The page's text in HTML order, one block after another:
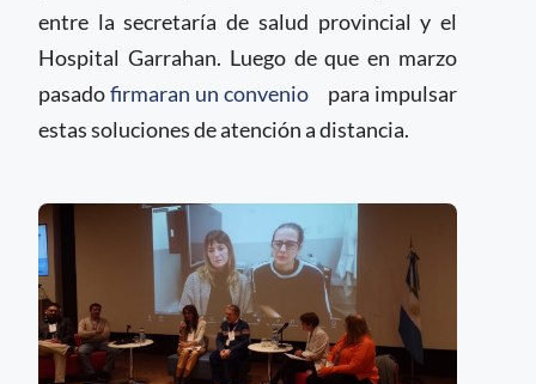
entre la secretaría de salud provincial y el
Hospital Garrahan. Luego de que en marzo
pasadofirmaran un convenio para impulsar
estas soluciones de atención a distancia.